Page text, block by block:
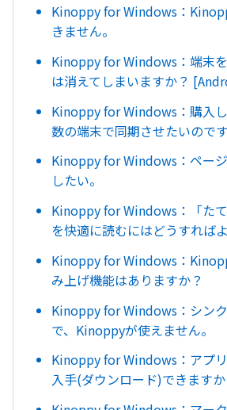
Kinoppy for Windows：
きません。
Kinoppy for Windows：端末
は消えてしまいますか？
Kinoppy for Windows：購入
数の端末で同期させたいので
Kinoppy for Windows：ペー
したい。
Kinoppy for Windows：「た
を快適に読むにはどうすれば
Kinoppy for Windows：
み上げ機能はありますか？
Kinoppy for Windows：シン
で、Kinoppyが使えません。
Kinoppy for Windows：アプ
入手(ダウンロード)できますか